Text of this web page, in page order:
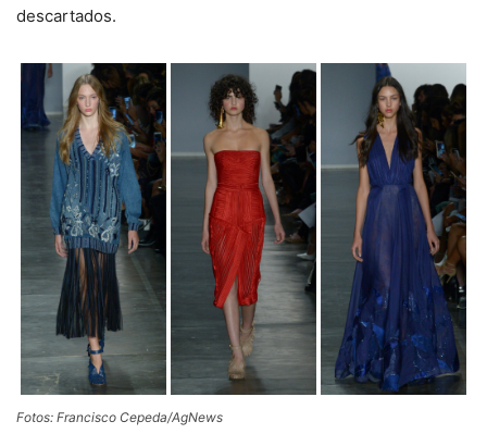
descartados.
Fotos: Francisco Cepeda/AgNews